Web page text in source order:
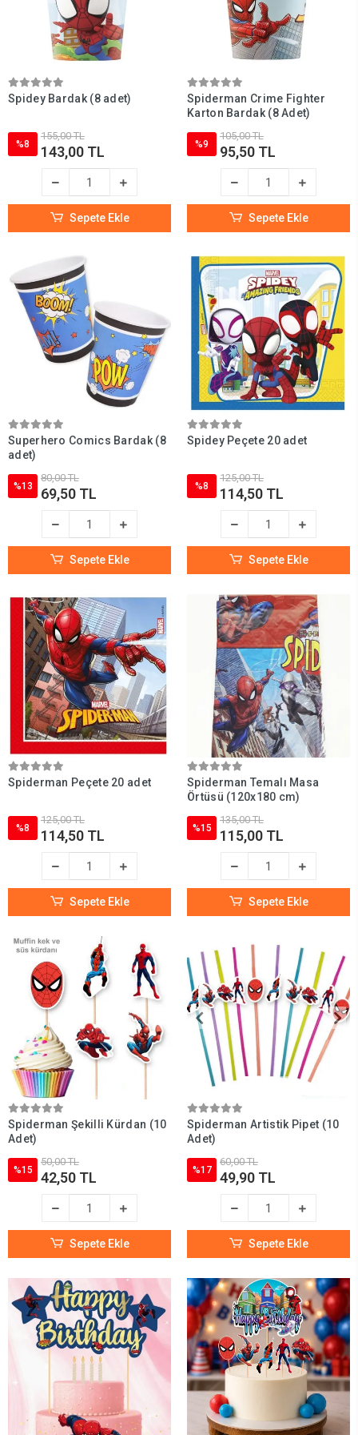
Spidey Bardak (8 adet)
%8
155,00 TL
143,00 TL
Sepete Ekle
Spiderman Crime Fighter
Karton Bardak (8 Adet)
%9
105,00 TL
95,50 TL
Sepete Ekle
Superhero Comics Bardak (8
adet)
%13
80,00 TL
69,50 TL
Sepete Ekle
Spidey Peçete 20 adet
%8
125,00 TL
114,50 TL
Sepete Ekle
Spiderman Peçete 20 adet
%8
125,00 TL
114,50 TL
Sepete Ekle
Spiderman Temalı Masa
Örtüsü (120x180 cm)
%15
135,00 TL
115,00 TL
Sepete Ekle
Spiderman Şekilli Kürdan (10
Adet)
%15
50,00 TL
42,50 TL
Sepete Ekle
Spiderman Artistik Pipet (10
Adet)
%17
60,00 TL
49,90 TL
Sepete Ekle